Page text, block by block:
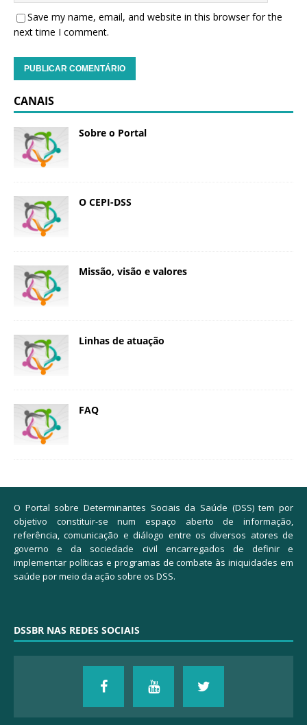
Save my name, email, and website in this browser for the
next time I comment.
CANAIS
Sobre o Portal
O CEPI-DSS
Missão, visão e valores
Linhas de atuação
FAQ
O Portal sobre Determinantes Sociais da Saúde (DSS) tem por
objetivo constituir-se num espaço aberto de informação,
referência, comunicação e diálogo entre os diversos atores de
governo e da sociedade civil encarregados de definir e
implementar políticas e programas de combate às iniquidades em
saúde por meio da ação sobre os DSS.
DSSBR NAS REDES SOCIAIS